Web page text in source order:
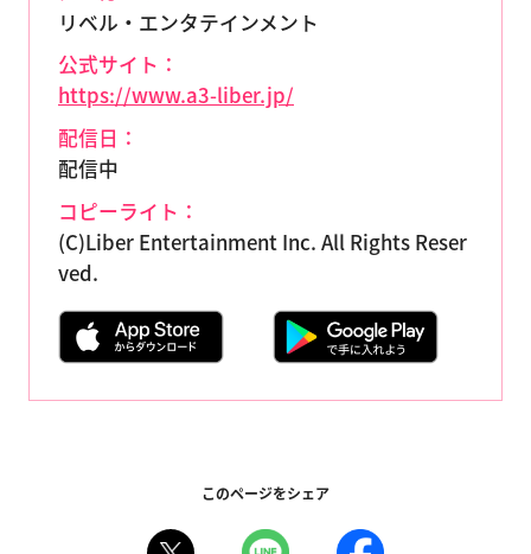
リベル・エンタテインメント
公式サイト：
https://www.a3-liber.jp/
配信日：
配信中
コピーライト：
(C)Liber Entertainment Inc. All Rights Reser
ved.
このページをシェア